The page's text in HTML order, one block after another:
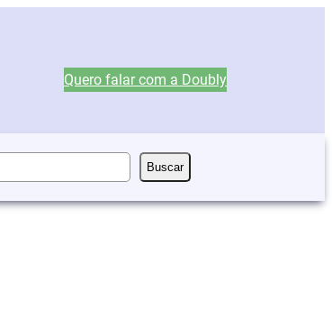
Quero falar com a Doubly
Buscar